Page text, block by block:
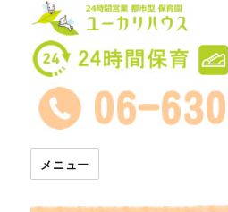
24時間託児所 ユー
メニュー